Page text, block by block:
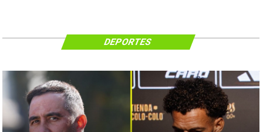
DEPORTES